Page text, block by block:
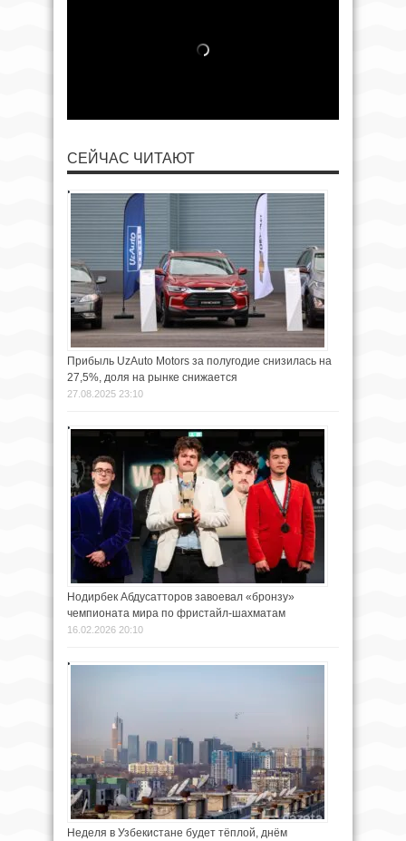
СЕЙЧАС ЧИТАЮТ
Прибыль UzAuto Motors за полугодие снизилась на
27,5%, доля на рынке снижается
27.08.2025 23:10
Нодирбек Абдусатторов завоевал «бронзу»
чемпионата мира по фристайл-шахматам
16.02.2026 20:10
Неделя в Узбекистане будет тёплой, днём